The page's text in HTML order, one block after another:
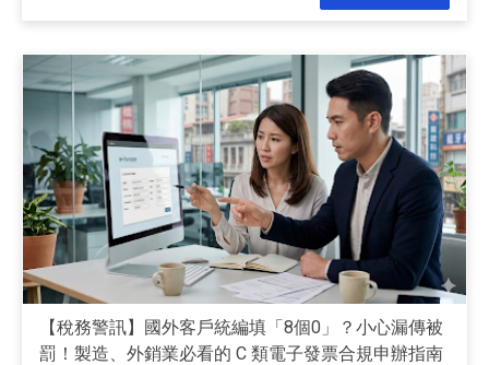
【稅務警訊】國外客戶統編填「8個0」？小心漏傳被
罰！製造、外銷業必看的 C 類電子發票合規申辦指南